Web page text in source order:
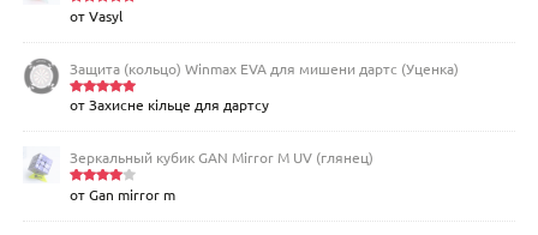
Оценка
от Vasyl
Защита (кольцо) Winmax EVA для мишени дартс (Уценка)
Оценка5
от Захисне кільце для дартсу
Зеркальный кубик GAN Mirror M UV (глянец)
Оценка
от Gan mirror m